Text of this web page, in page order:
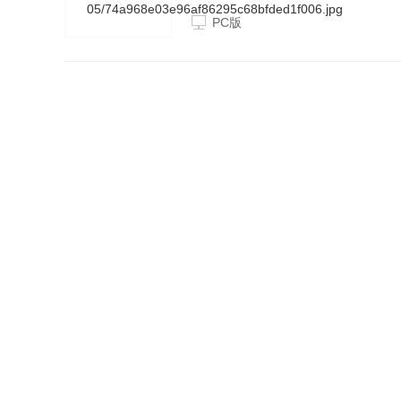
载SP6 同时protel99se软件具有丰富
等功能，还可以设计32个信号层，
PC版